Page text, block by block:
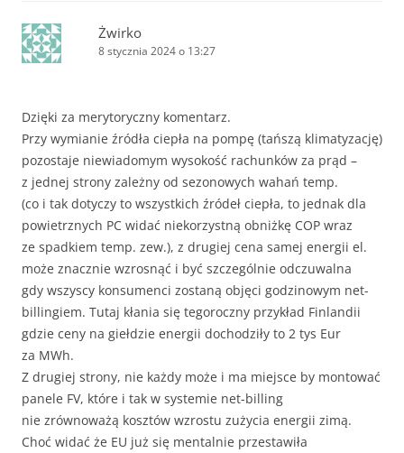
Żwirko
8 stycznia 2024 o 13:27
Dzięki za merytoryczny komentarz.
Przy wymianie źródła ciepła na pompę (tańszą klimatyzację)
pozostaje niewiadomym wysokość rachunków za prąd –
z jednej strony zależny od sezonowych wahań temp.
(co i tak dotyczy to wszystkich źródeł ciepła, to jednak dla
powietrznych PC widać niekorzystną obniżkę COP wraz
ze spadkiem temp. zew.), z drugiej cena samej energii el.
może znacznie wzrosnąć i być szczególnie odczuwalna
gdy wszyscy konsumenci zostaną objęci godzinowym net-
billingiem. Tutaj kłania się tegoroczny przykład Finlandii
gdzie ceny na giełdzie energii dochodziły to 2 tys Eur
za MWh.
Z drugiej strony, nie każdy może i ma miejsce by montować
panele FV, które i tak w systemie net-billing
nie zrównoważą kosztów wzrostu zużycia energii zimą.
Choć widać że EU już się mentalnie przestawiła